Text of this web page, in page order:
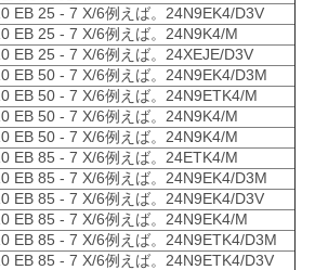
EB 25 - 7 X/6例えば。24N9EK4/D3V
EB 25 - 7 X/6例えば。24N9K4/M
EB 25 - 7 X/6例えば。24XEJE/D3V
EB 50 - 7 X/6例えば。24N9EK4/D3M
EB 50 - 7 X/6例えば。24N9ETK4/M
EB 50 - 7 X/6例えば。24N9K4/M
EB 50 - 7 X/6例えば。24N9K4/M
EB 85 - 7 X/6例えば。24ETK4/M
EB 85 - 7 X/6例えば。24N9EK4/D3M
EB 85 - 7 X/6例えば。24N9EK4/D3V
EB 85 - 7 X/6例えば。24N9EK4/M
EB 85 - 7 X/6例えば。24N9ETK4/D3M
EB 85 - 7 X/6例えば。24N9ETK4/D3V